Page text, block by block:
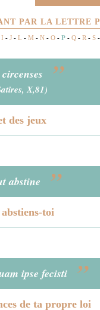
PAR LA LETTRE P
I - J - L - M - N - O - P - Q - R - S
”
X,81)
des jeux
abstine ”
toi
ipse fecisti ”
de ta propre loi